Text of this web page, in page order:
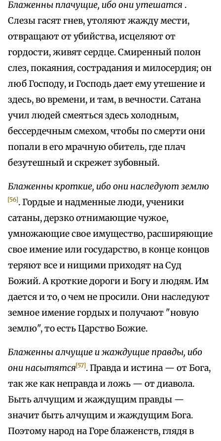
Блаженны плачущие, ибо они утешатся .
Слезы гасят гнев, утоляют жажду мести,
отвращают от убийства, исцеляют от
гордости, живят сердце. Смиренный полон
слез, покаяния, сострадания и милосердия; он
люб Господу, и Господь дает ему утешение и
здесь, во времени, и там, в вечности. Сатана
учил людей смеяться здесь холодным,
бессердечным смехом, чтобы по смерти они
попали в его мрачную обитель, где плач
безутешный и скрежет зубовный.
Блаженны кроткие, ибо они наследуют землю
[56]. Гордые и надменные люди, ученики
сатаны, дерзко отнимающие чужое,
умножающие свое имущество, расширяющие
свое имение или государство, в конце концов
теряют все и нищими приходят на Суд
Божий. А кроткие дороги и Богу и людям. Им
дается и то, о чем не просили. Они наследуют
земное имение гордых и получают "новую
землю", то есть Царство Божие.
Блаженны алчущие и жаждущие правды, ибо
они насытятся[57]. Правда и истина — от Бога,
так же как неправда и ложь — от диавола.
Быть алчущим и жаждущим правды —
значит быть алчущим и жаждущим Бога.
Поэтому народ на Горе блаженств, глядя в